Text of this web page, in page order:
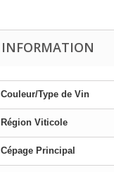
INFORMATION
Couleur/Type de Vin
Région Viticole
Cépage Principal